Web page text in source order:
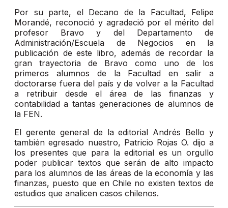
Por su parte, el Decano de la Facultad, Felipe
Morandé, reconoció y agradeció por el mérito del
profesor Bravo y del Departamento de
Administración/Escuela de Negocios en la
publicación de este libro, además de recordar la
gran trayectoria de Bravo como uno de los
primeros alumnos de la Facultad en salir a
doctorarse fuera del país y de volver a la Facultad
a retribuir desde el área de las finanzas y
contabilidad a tantas generaciones de alumnos de
la FEN.
El gerente general de la editorial Andrés Bello y
también egresado nuestro, Patricio Rojas O. dijo a
los presentes que para la editorial es un orgullo
poder publicar textos que serán de alto impacto
para los alumnos de las áreas de la economía y las
finanzas, puesto que en Chile no existen textos de
estudios que analicen casos chilenos.